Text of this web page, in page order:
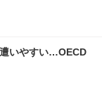
いやすい…OECD